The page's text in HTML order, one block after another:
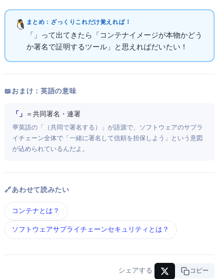
まとめ：ざっくりこれだけ覚えればOK！
「Cosign」って出てきたら「 コンテナイメージが本物かどう
か署名で証明するツール」と思えればだいたいOK！
📖 おまけ：英語の意味
「Cosign」 ＝ 共同署名・連署
💬 英語の「co-sign（共同で署名する）」が語源で、ソフトウェアのサプラ
イチェーン全体で「一緒に署名して信頼を担保しよう」という意図
が込められているんだよ。
🔗 あわせて読みたい
コンテナ とは？
ソフトウェアサプライチェーンセキュリティ とは？
シェアする URLコピー